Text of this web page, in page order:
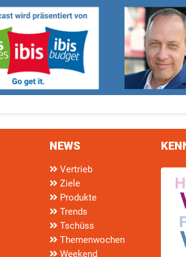
NEWS
Vertrieb
Ziele
Produkte
Trends
Tschüss
Themenwochen
Weekend